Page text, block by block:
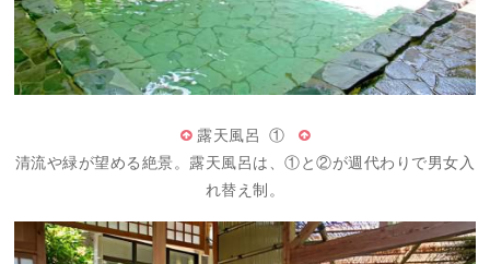
露天風呂 ①
清流や緑が望める絶景。露天風呂は、①と②が週代わりで男女入
れ替え制。